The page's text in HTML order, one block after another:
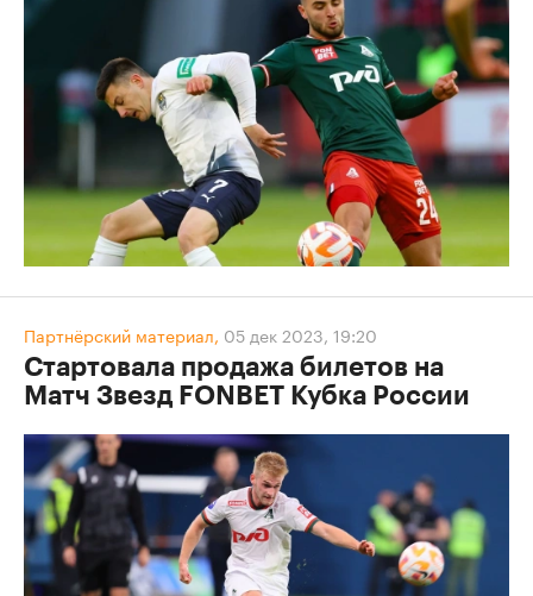
Партнёрский материал, 05 дек 2023, 19:20
Стартовала продажа билетов на
Матч Звезд FONBET Кубка России